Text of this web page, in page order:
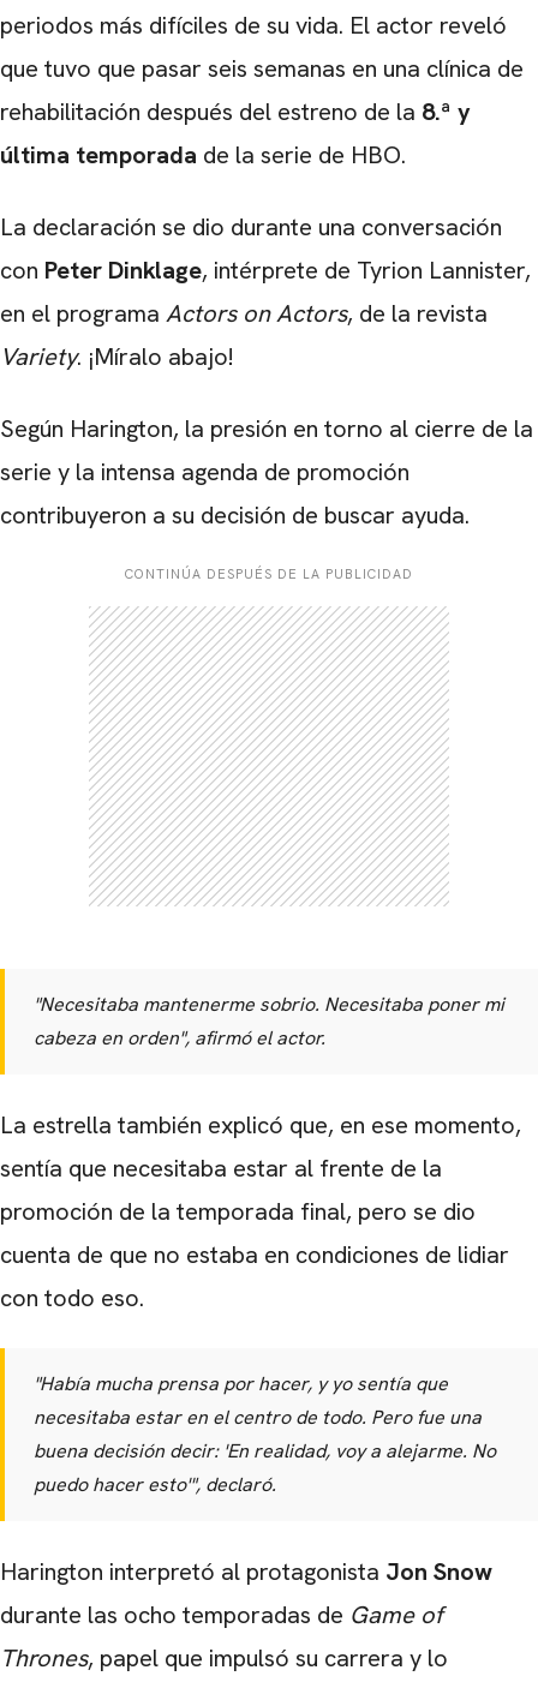
periodos más difíciles de su vida. El actor reveló
que tuvo que pasar seis semanas en una clínica de
rehabilitación después del estreno de la 8.ª y
última temporada de la serie de HBO.
La declaración se dio durante una conversación
con Peter Dinklage, intérprete de Tyrion Lannister,
en el programa Actors on Actors, de la revista
Variety. ¡Míralo abajo!
Según Harington, la presión en torno al cierre de la
serie y la intensa agenda de promoción
contribuyeron a su decisión de buscar ayuda.
CONTINÚA DESPUÉS DE LA PUBLICIDAD
"Necesitaba mantenerme sobrio. Necesitaba poner mi
cabeza en orden", afirmó el actor.
La estrella también explicó que, en ese momento,
sentía que necesitaba estar al frente de la
promoción de la temporada final, pero se dio
cuenta de que no estaba en condiciones de lidiar
con todo eso.
"Había mucha prensa por hacer, y yo sentía que
necesitaba estar en el centro de todo. Pero fue una
buena decisión decir: 'En realidad, voy a alejarme. No
puedo hacer esto'", declaró.
Harington interpretó al protagonista Jon Snow
durante las ocho temporadas de Game of
Thrones, papel que impulsó su carrera y lo